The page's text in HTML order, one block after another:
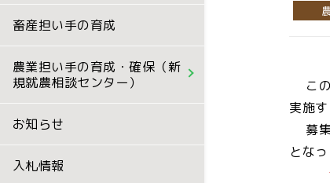
農用地等借受希望
利害関係人からの
畜産担い手の育成
農業担い手の育成・確保（新
規就農相談センター）
農業後継者育成確
沖縄県農業経営者
◆新規就農ガイド
お知らせ
入札情報
この
実施
募集
とな